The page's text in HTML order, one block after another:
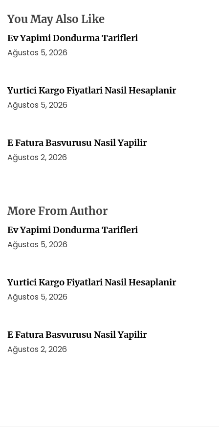
s
i
You May Also Like
Ev Yapimi Dondurma Tarifleri
Ağustos 5, 2026
Yurtici Kargo Fiyatlari Nasil Hesaplanir
Ağustos 5, 2026
E Fatura Basvurusu Nasil Yapilir
Ağustos 2, 2026
More From Author
Ev Yapimi Dondurma Tarifleri
Ağustos 5, 2026
Yurtici Kargo Fiyatlari Nasil Hesaplanir
Ağustos 5, 2026
E Fatura Basvurusu Nasil Yapilir
Ağustos 2, 2026